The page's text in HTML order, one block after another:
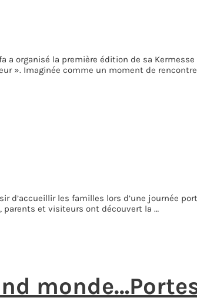
a organisé la première édition de sa
». Imaginée comme un moment de
d’accueillir les familles lors d’une journée
parents et visiteurs ont découvert la …